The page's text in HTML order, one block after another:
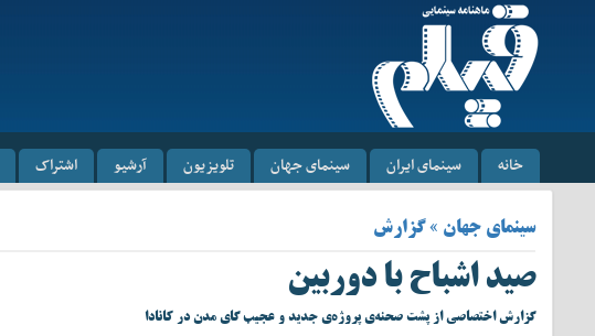
خانه سینمای ایران سینمای جهان تلویزیون آرشیو اشتراک
سینمای جهان » گزارش
صید اشباح با دوربین
گزارش اختصاصی از پشت صحنه‌ی پروژه‌ی جدید و عجیب گای مدن در کانادا